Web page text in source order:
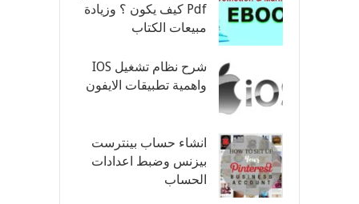
Pdf كيف يكون ؟ وزيادة
مبيعات الكتاب
شرح نظام تشغيل IOS
واهمية تطبيقات الايفون
انشاء حساب بينترست
بيزنس وضبط اعدادات
الحساب